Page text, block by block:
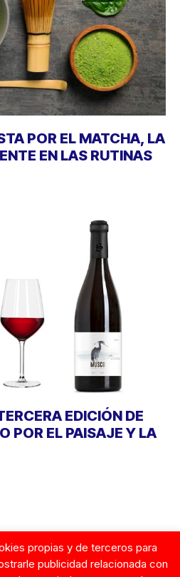
POR EL MATCHA, LA
EN LAS RUTINAS
EDICIÓN DE
POR EL PAISAJE Y LA
propias y de terceros para
publicidad relacionada con